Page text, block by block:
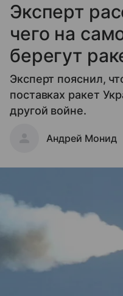
Эксперт
чего на
берегут
Эксперт пояснил,
поставках ракет
другой войне.
Андрей Монид